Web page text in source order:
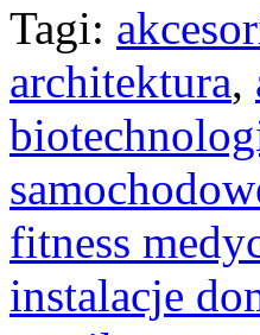
Tagi:
architektura,
fitness
instalacje